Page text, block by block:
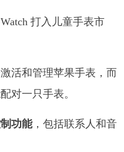
打入儿童手表市
活和管理苹果手表，而
对一只手表。
功能，包括联系人和音